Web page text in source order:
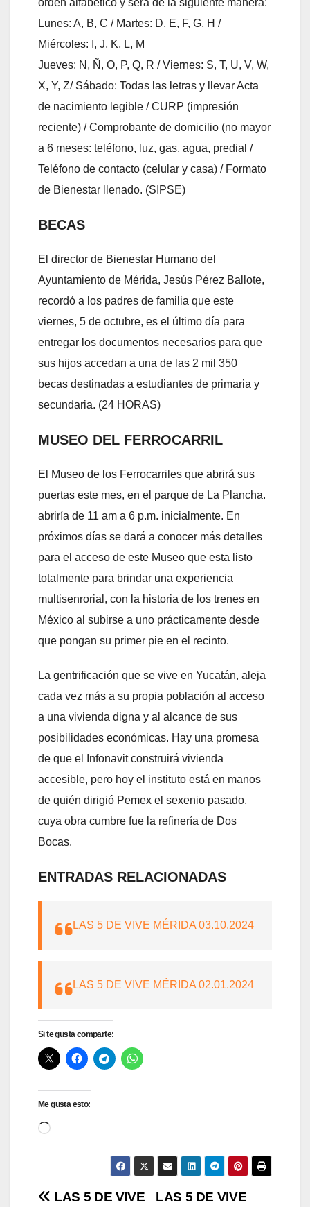
Lunes: A, B, C / Martes: D, E, F, G, H /
Miércoles: I, J, K, L, M
Jueves: N, Ñ, O, P, Q, R / Viernes: S, T, U, V, W,
X, Y, Z/ Sábado: Todas las letras y llevar Acta
de nacimiento legible / CURP (impresión
reciente) / Comprobante de domicilio (no mayor
a 6 meses: teléfono, luz, gas, agua, predial /
Teléfono de contacto (celular y casa) / Formato
de Bienestar llenado. (SIPSE)
BECAS
El director de Bienestar Humano del
Ayuntamiento de Mérida, Jesús Pérez Ballote,
recordó a los padres de familia que este
viernes, 5 de octubre, es el último día para
entregar los documentos necesarios para que
sus hijos accedan a una de las 2 mil 350
becas destinadas a estudiantes de primaria y
secundaria. (24 HORAS)
MUSEO DEL FERROCARRIL
El Museo de los Ferrocarriles que abrirá sus
puertas este mes, en el parque de La Plancha.
abriría de 11 am a 6 p.m. inicialmente. En
próximos días se dará a conocer más detalles
para el acceso de este Museo que esta listo
totalmente para brindar una experiencia
multisenrorial, con la historia de los trenes en
México al subirse a uno prácticamente desde
que pongan su primer pie en el recinto.
La gentrificación que se vive en Yucatán, aleja
cada vez más a su propia población al acceso
a una vivienda digna y al alcance de sus
posibilidades económicas. Hay una promesa
de que el Infonavit construirá vivienda
accesible, pero hoy el instituto está en manos
de quién dirigió Pemex el sexenio pasado,
cuya obra cumbre fue la refinería de Dos
Bocas.
ENTRADAS RELACIONADAS
LAS 5 DE VIVE MÉRIDA 03.10.2024
LAS 5 DE VIVE MÉRIDA 02.01.2024
Si te gusta comparte:
Me gusta esto:
Cargando...
Navegación
LAS 5 DE VIVE
LAS 5 DE VIVE